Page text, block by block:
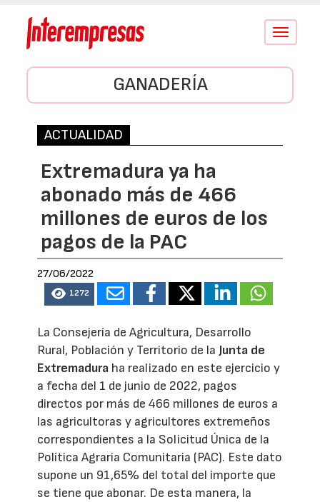
Conmutar
GANADERÍA
ACTUALIDAD
Extremadura ya ha
abonado más de 466
millones de euros de los
pagos de la PAC
27/06/2022
1272
La Consejería de Agricultura, Desarrollo
Rural, Población y Territorio de laJunta de
Extremadura ha realizado en este ejercicio y
a fecha del 1 de junio de 2022, pagos
directos por más de 466 millones de euros a
las agricultoras y agricultores extremeños
correspondientes a la Solicitud Única de la
Política Agraria Comunitaria (PAC). Este dato
supone un 91,65% del total del importe que
se tiene que abonar. De esta manera, la